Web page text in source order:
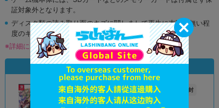
証対象外となります。
ディスク類の読み取り面のキズに関しまして再生に支障が無い程
度のキズがある場合がございます。
※詳細につきましてはコチラ
状態違いの同一商品
状態 :A
オンライン
未開封